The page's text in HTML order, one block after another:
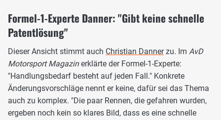
Formel-1-Experte Danner: "Gibt keine schnelle
Patentlösung"
Dieser Ansicht stimmt auch Christian Dannerzu. Im AvD
Motorsport Magazinerklärte der Formel-1-Experte:
"Handlungsbedarf besteht auf jeden Fall." Konkrete
Änderungsvorschläge nennt er keine, dafür sei das Thema
auch zu komplex. "Die paar Rennen, die gefahren wurden,
ergeben noch kein so klares Bild, dass es eine schnelle